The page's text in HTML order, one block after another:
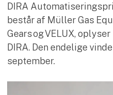
DIRA
består af Müller Gas
Gears og VELUX,
DIRA. Den endelige
september.